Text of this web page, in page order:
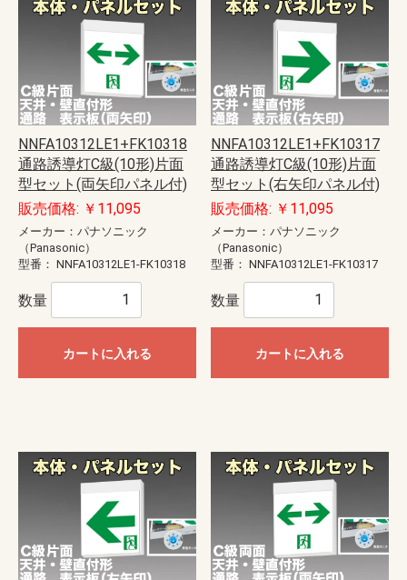
NNFA10312LE1+FK10318
通路誘導灯C級(10形)片面
型セット(両矢印パネル付)
販売価格: ￥11,095
メーカー：パナソニック
（Panasonic）
型番： NNFA10312LE1-FK10318
数量
カートに入れる
NNFA10312LE1+FK10317
通路誘導灯C級(10形)片面
型セット(右矢印パネル付)
販売価格: ￥11,095
メーカー：パナソニック
（Panasonic）
型番： NNFA10312LE1-FK10317
数量
カートに入れる